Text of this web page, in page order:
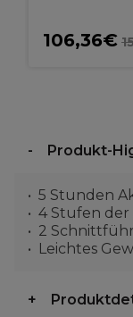
106,36€
Produkt-
5 Stunden
4 Stufen
2
Leichtes